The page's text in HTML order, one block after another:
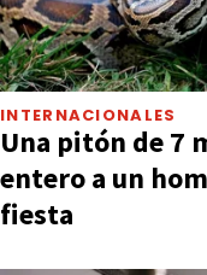
INTERNACIONALES
Una pitón de 7
entero a un
fiesta